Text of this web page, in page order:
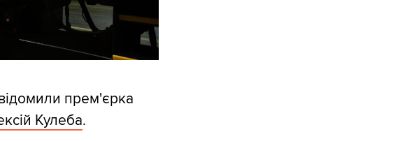
прем'єрка
Кулеба.